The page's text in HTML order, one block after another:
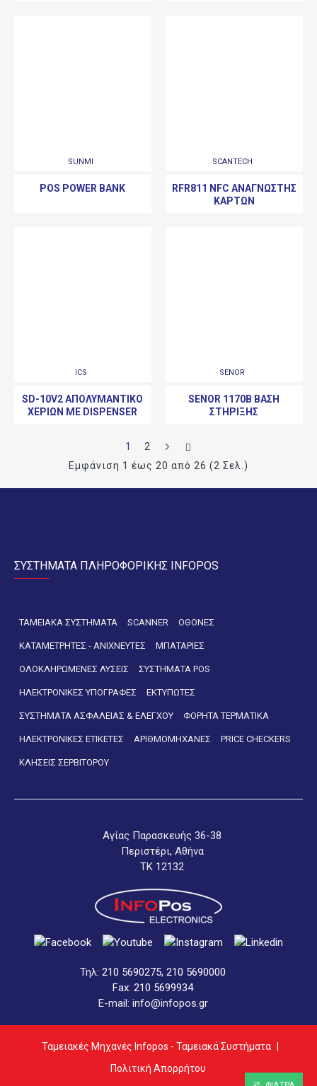
SUNMI
POS POWER BANK
SCANTECH
RFR811 NFC ΑΝΑΓΝΏΣΤΗΣ
ΚΑΡΤΏΝ
ICS
SD-10V2 ΑΠΟΛΥΜΑΝΤΙΚΌ
ΧΕΡΙΏΝ ΜΕ DISPENSER
SENOR
SENOR 1170B ΒΆΣΗ
ΣΤΉΡΙΞΗΣ
1
2
Εμφάνιση 1 έως 20 από 26 (2 Σελ.)
ΣΥΣΤΗΜΑΤΑ ΠΛΗΡΟΦΟΡΙΚΗΣ INFOPOS
ΤΑΜΕΙΑΚΑ ΣΥΣΤΗΜΑΤΑ SCANNER ΟΘΟΝΕΣ
ΚΑΤΑΜΕΤΡΗΤΕΣ - ΑΝΙΧΝΕΥΤΕΣ ΜΠΑΤΑΡΙΕΣ
ΟΛΟΚΛΗΡΩΜΕΝΕΣ ΛΥΣΕΙΣ ΣΥΣΤΗΜΑΤΑ POS
ΗΛΕΚΤΡΟΝΙΚΕΣ ΥΠΟΓΡΑΦΕΣ ΕΚΤΥΠΩΤΕΣ
ΣΥΣΤΗΜΑΤΑ ΑΣΦΑΛΕΙΑΣ & ΕΛΕΓΧΟΥ ΦΟΡΗΤΑ ΤΕΡΜΑΤΙΚΑ
ΗΛΕΚΤΡΟΝΙΚΕΣ ΕΤΙΚΕΤΕΣ ΑΡΙΘΜΟΜΗΧΑΝΕΣ PRICE CHECKERS
ΚΛΗΣΕΙΣ ΣΕΡΒΙΤΟΡΟΥ
Αγίας Παρασκευής 36-38
Περιστέρι, Αθήνα
ΤΚ 12132
Τηλ:210 5690275,210 5690000
Fax: 210 5699934
E-mail: info@infopos.gr
Ταμειακές Μηχανές Infopos - Ταμειακά Συστήματα
Πολιτική Απορρήτου